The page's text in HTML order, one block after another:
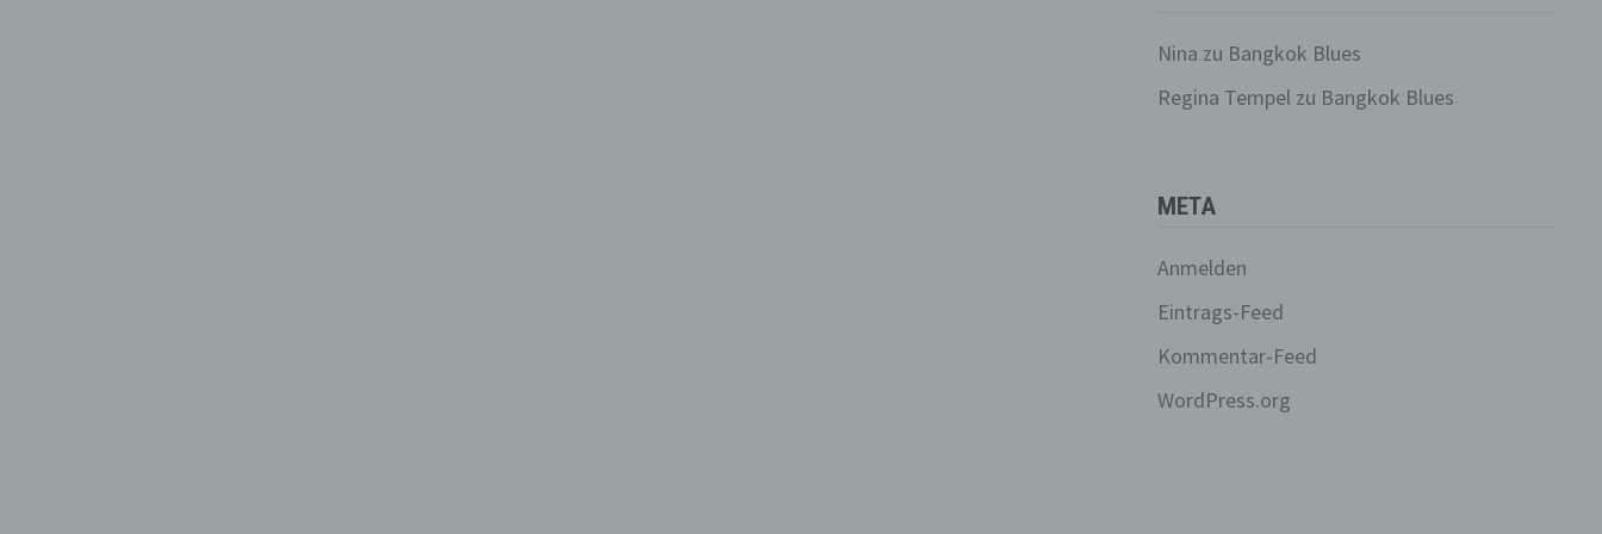
Nina zu Bangkok Blues
Regina Tempelzu Bangkok Blues
META
Anmelden
Eintrags-Feed
Kommentar-Feed
WordPress.org